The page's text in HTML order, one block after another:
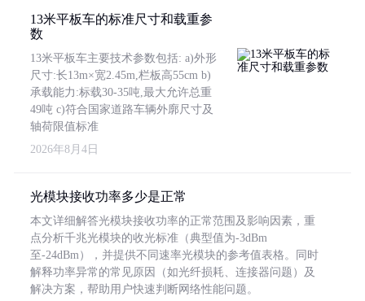
13米平板车的标准尺寸和载重参
数
13米平板车主要技术参数包括: a)外形
尺寸:长13m×宽2.45m,栏板高55cm b)
承载能力:标载30-35吨,最大允许总重
49吨 c)符合国家道路车辆外廓尺寸及
轴荷限值标准
2026年8月4日
光模块接收功率多少是正常
本文详细解答光模块接收功率的正常范围及影响因素，重
点分析千兆光模块的收光标准（典型值为-3dBm
至-24dBm），并提供不同速率光模块的参考值表格。同时
解释功率异常的常见原因（如光纤损耗、连接器问题）及
解决方案，帮助用户快速判断网络性能问题。